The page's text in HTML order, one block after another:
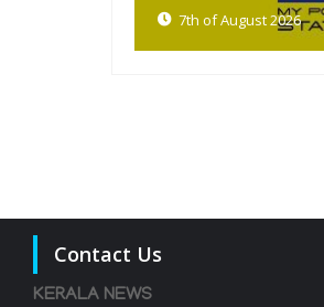
7th of August 2026
Contact Us
KERALA NEWS